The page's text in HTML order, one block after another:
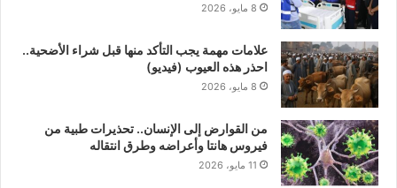
8 مايو، 2026
علامات مهمة يجب التأكد منها قبل شراء الأضحية..
احذر هذه العيوب (فيديو)
8 مايو، 2026
من القوارض إلى الإنسان.. تحذيرات طبية من
فيروس هانتا وأعراضه وطرق انتقاله
11 مايو، 2026